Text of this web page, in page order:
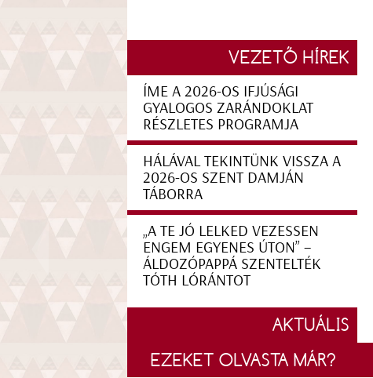
VEZETŐ HÍREK
ÍME A 2026-OS IFJÚSÁGI
GYALOGOS ZARÁNDOKLAT
RÉSZLETES PROGRAMJA
HÁLÁVAL TEKINTÜNK VISSZA A
2026-OS SZENT DAMJÁN
TÁBORRA
„A TE JÓ LELKED VEZESSEN
ENGEM EGYENES ÚTON” –
ÁLDOZÓPAPPÁ SZENTELTÉK
TÓTH LÓRÁNTOT
AKTUÁLIS
EZEKET OLVASTA MÁR?